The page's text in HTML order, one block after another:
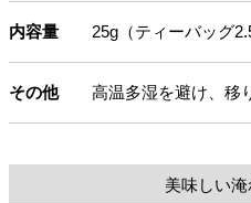
内容量 25g（ティーバッグ
その他 高温多湿を避け、移
美味しい